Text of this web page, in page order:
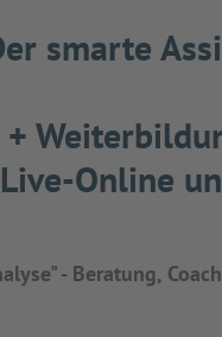
smarte
+
Online
- Beratung,